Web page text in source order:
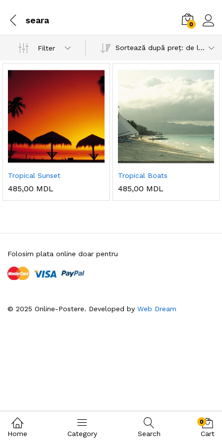
seara 0
Filter Sortează după preț: de la mic la mare
Tropical Sunset
485,00 MDL
Tropical Boats
485,00 MDL
© 2025 Online-Postere. Developed by Web Dream
Folosim plata online doar pentru
Home Category Search
0
Cart